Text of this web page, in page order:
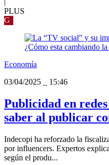
PLUS
G
Economía
03/04/2025
15:46
Publicidad en
saber al publicar
Indecopi ha reforzado la
por influencers. Expertos
según el produ...